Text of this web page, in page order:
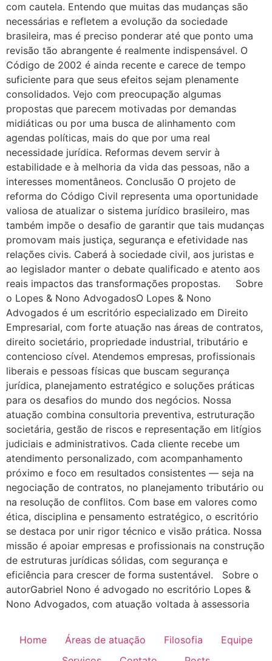
com cautela. Entendo que muitas das mudanças são
necessárias e refletem a evolução da sociedade
brasileira, mas é preciso ponderar até que ponto uma
revisão tão abrangente é realmente indispensável. O
Código de 2002 é ainda recente e carece de tempo
suficiente para que seus efeitos sejam plenamente
consolidados. Vejo com preocupação algumas
propostas que parecem motivadas por demandas
midiáticas ou por uma busca de alinhamento com
agendas políticas, mais do que por uma real
necessidade jurídica. Reformas devem servir à
estabilidade e à melhoria da vida das pessoas, não a
interesses momentâneos. Conclusão O projeto de
reforma do Código Civil representa uma oportunidade
valiosa de atualizar o sistema jurídico brasileiro, mas
também impõe o desafio de garantir que tais mudanças
promovam mais justiça, segurança e efetividade nas
relações civis. Caberá à sociedade civil, aos juristas e
ao legislador manter o debate qualificado e atento aos
reais impactos das transformações propostas. Sobre
o Lopes & Nono AdvogadosO Lopes & Nono
Advogados é um escritório especializado em Direito
Empresarial, com forte atuação nas áreas de contratos,
direito societário, propriedade industrial, tributário e
contencioso cível. Atendemos empresas, profissionais
liberais e pessoas físicas que buscam segurança
jurídica, planejamento estratégico e soluções práticas
para os desafios do mundo dos negócios. Nossa
atuação combina consultoria preventiva, estruturação
societária, gestão de riscos e representação em litígios
judiciais e administrativos. Cada cliente recebe um
atendimento personalizado, com acompanhamento
próximo e foco em resultados consistentes — seja na
negociação de contratos, no planejamento tributário ou
na resolução de conflitos. Com base em valores como
ética, disciplina e pensamento estratégico, o escritório
se destaca por unir rigor técnico e visão prática. Nossa
missão é apoiar empresas e profissionais na construção
de estruturas jurídicas sólidas, com segurança e
eficiência para crescer de forma sustentável. Sobre o
autorGabriel Nono é advogado no escritório Lopes &
Nono Advogados, com atuação voltada à assessoria
Home Áreas de atuação Filosofia
Equipe